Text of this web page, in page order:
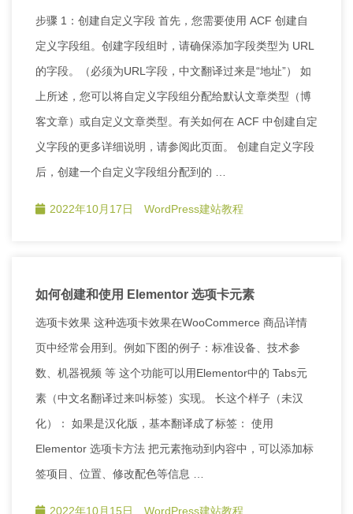
步骤 1：创建自定义字段 首先，您需要使用 ACF 创建自
定义字段组。创建字段组时，请确保添加字段类型为 URL
的字段。（必须为URL字段，中文翻译过来是“地址”） 如
上所述，您可以将自定义字段组分配给默认文章类型（博
客文章）或自定义文章类型。有关如何在 ACF 中创建自定
义字段的更多详细说明，请参阅此页面。 创建自定义字段
后，创建一个自定义字段组分配到的 …
2022年10月17日 WordPress建站教程
如何创建和使用 Elementor 选项卡元素
选项卡效果 这种选项卡效果在WooCommerce 商品详情
页中经常会用到。例如下图的例子：标准设备、技术参
数、机器视频 等 这个功能可以用Elementor中的 Tabs元
素（中文名翻译过来叫标签）实现。 长这个样子（未汉
化）： 如果是汉化版，基本翻译成了标签： 使用
Elementor 选项卡方法 把元素拖动到内容中，可以添加标
签项目、位置、修改配色等信息 …
2022年10月15日 WordPress建站教程